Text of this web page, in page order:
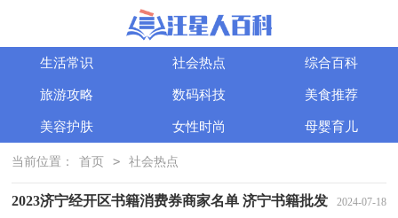
生活常识 社会热点 综合百科
旅游攻略 数码科技 美食推荐
美容护肤 女性时尚 母婴育儿
当前位置： 首页 > 社会热点
2023济宁经开区书籍消费券商家名单 济宁书籍批发 2024-07-18